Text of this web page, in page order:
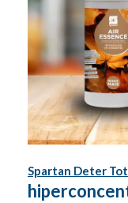
Spartan Deter